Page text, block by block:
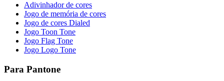
Adivinhador de cores
Jogo de memória de cores
Jogo de cores Dialed
Jogo Toon Tone
Jogo Flag Tone
Jogo Logo Tone
Para Pantone